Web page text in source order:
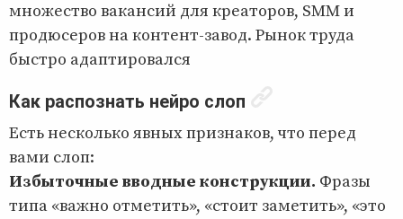
множество вакансий для креаторов, SMM и
продюсеров на контент-завод. Рынок труда
быстро адаптировался
Как распознать нейро слоп
Есть несколько явных признаков, что перед
вами слоп:
Избыточные вводные конструкции. Фразы
типа «важно отметить», «стоит заметить», «это